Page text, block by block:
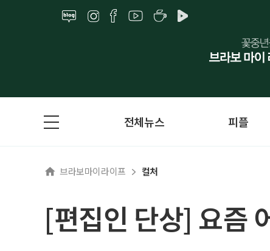
전체뉴스 피플
브라보마이라이프 컬처
[편집인 단상] 요즘